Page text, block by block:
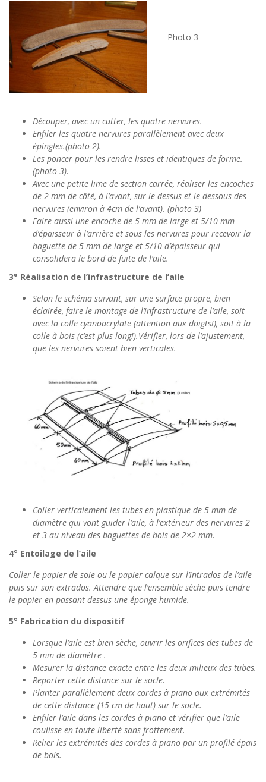
Photo 3
Découper, avec un cutter, les quatre nervures.
Enfiler les quatre nervures parallèlement avec deux
épingles.(photo 2).
Les poncer pour les rendre lisses et identiques de forme.
(photo 3).
Avec une petite lime de section carrée, réaliser les encoches
de 2 mm de côté, à l’avant, sur le dessus et le dessous des
nervures (environ à 4cm de l’avant). (photo 3)
Faire aussi une encoche de 5 mm de large et 5/10 mm
d’épaisseur à l’arrière et sous les nervures pour recevoir la
baguette de 5 mm de large et 5/10 d’épaisseur qui
consolidera le bord de fuite de l’aile.
3° Réalisation de l’infrastructure de l’aile
Selon le schéma suivant, sur une surface propre, bien
éclairée, faire le montage de l’infrastructure de l’aile, soit
avec la colle cyanoacrylate (attention aux doigts!), soit à la
colle à bois (c’est plus long!).Vérifier, lors de l’ajustement,
que les nervures soient bien verticales.
Coller verticalement les tubes en plastique de 5 mm de
diamètre qui vont guider l’aile, à l’extérieur des nervures 2
et 3 au niveau des baguettes de bois de 2×2 mm.
4° Entoilage de l’aile
Coller le papier de soie ou le papier calque sur l’intrados de l’aile
puis sur son extrados. Attendre que l’ensemble sèche puis tendre
le papier en passant dessus une éponge humide.
5° Fabrication du dispositif
Lorsque l’aile est bien sèche, ouvrir les orifices des tubes de
5 mm de diamètre .
Mesurer la distance exacte entre les deux milieux des tubes.
Reporter cette distance sur le socle.
Planter parallèlement deux cordes à piano aux extrémités
de cette distance (15 cm de haut) sur le socle.
Enfiler l’aile dans les cordes à piano et vérifier que l’aile
coulisse en toute liberté sans frottement.
Relier les extrémités des cordes à piano par un profilé épais
de bois.